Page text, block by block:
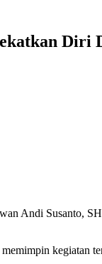
Diri
Andi Susanto,
kegiatan